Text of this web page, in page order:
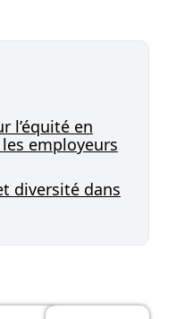
l’équité en
employeurs
diversité dans